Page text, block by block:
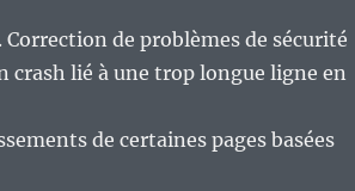
de problèmes de sécurité
crash lié à une trop longue ligne en
de certaines pages basées